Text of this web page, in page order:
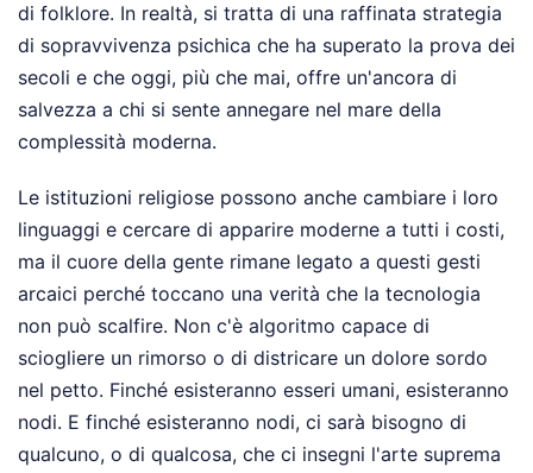
di folklore. In realtà, si tratta di una raffinata strategia
di sopravvivenza psichica che ha superato la prova dei
secoli e che oggi, più che mai, offre un'ancora di
salvezza a chi si sente annegare nel mare della
complessità moderna.
Le istituzioni religiose possono anche cambiare i loro
linguaggi e cercare di apparire moderne a tutti i costi,
ma il cuore della gente rimane legato a questi gesti
arcaici perché toccano una verità che la tecnologia
non può scalfire. Non c'è algoritmo capace di
sciogliere un rimorso o di districare un dolore sordo
nel petto. Finché esisteranno esseri umani, esisteranno
nodi. E finché esisteranno nodi, ci sarà bisogno di
qualcuno, o di qualcosa, che ci insegni l'arte suprema